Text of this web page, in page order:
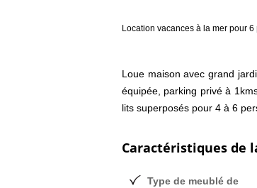
Location vacances à la mer pour
Loue maison avec grand
équipée, parking privé à
lits superposés pour 4 à 6
Caractéristiques de
Type de meublé de